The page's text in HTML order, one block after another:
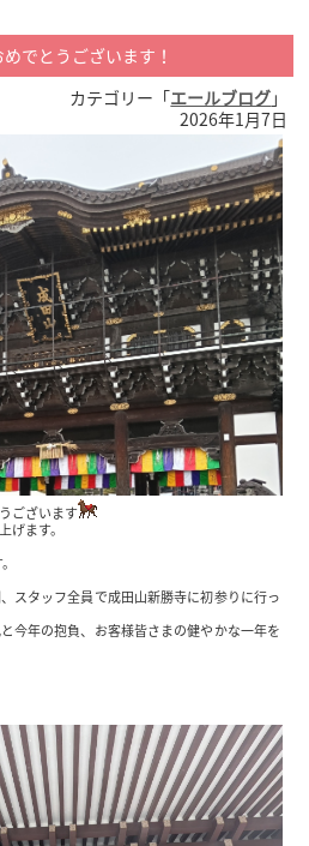
でとうございます！
カテゴリー「エールブログ」
2026年1月7日
ございます
げます。
スタッフ全員で成田山新勝寺に初参りに行っ
今年の抱負、お客様皆さまの健やかな一年を